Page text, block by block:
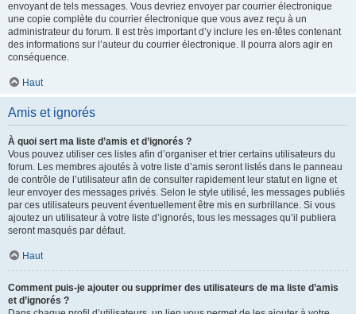
envoyant de tels messages. Vous devriez envoyer par courrier électronique
une copie complète du courrier électronique que vous avez reçu à un
administrateur du forum. Il est très important d’y inclure les en-têtes contenant
des informations sur l’auteur du courrier électronique. Il pourra alors agir en
conséquence.
Haut
Amis et ignorés
À quoi sert ma liste d’amis et d’ignorés ?
Vous pouvez utiliser ces listes afin d’organiser et trier certains utilisateurs du
forum. Les membres ajoutés à votre liste d’amis seront listés dans le panneau
de contrôle de l’utilisateur afin de consulter rapidement leur statut en ligne et
leur envoyer des messages privés. Selon le style utilisé, les messages publiés
par ces utilisateurs peuvent éventuellement être mis en surbrillance. Si vous
ajoutez un utilisateur à votre liste d’ignorés, tous les messages qu’il publiera
seront masqués par défaut.
Haut
Comment puis-je ajouter ou supprimer des utilisateurs de ma liste d’amis
et d’ignorés ?